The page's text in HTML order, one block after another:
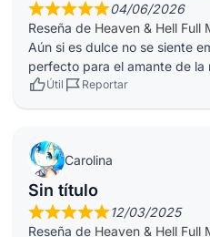
04/06/2026
Reseña de Heaven & Hell Full
Aún si es dulce no se siente
perfecto para el amante de la
Útil Reportar
Carolina
Sin título
12/03/2025
Reseña de Heaven & Hell Full